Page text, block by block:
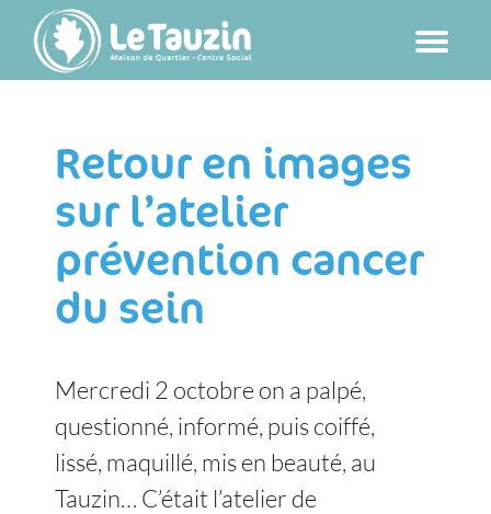
Passer
contenu
Retour en images
sur l’atelier
prévention cancer
du sein
Mercredi 2 octobre on a palpé,
questionné, informé, puis coiffé,
lissé, maquillé, mis en beauté, au
Tauzin… C’était l’atelier de